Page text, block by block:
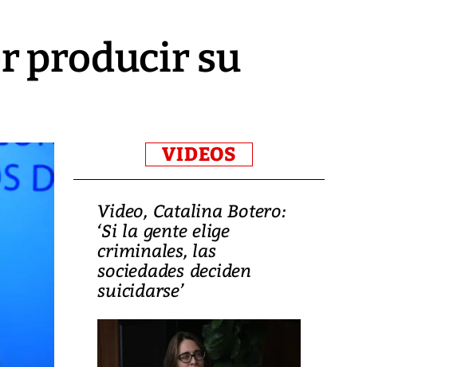
producir su
VIDEOS
Video, Catalina Botero:
‘Si la gente elige
criminales, las
sociedades deciden
suicidarse’